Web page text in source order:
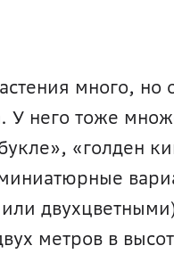
много, но
. У него тоже
«голден
метров в